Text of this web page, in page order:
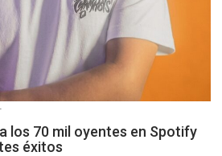
los 70 mil oyentes en Spotify
éxitos